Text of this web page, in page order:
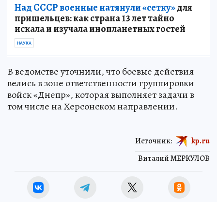
Над СССР военные натянули «сетку»для
пришельцев: как страна 13 лет тайно
искала и изучала инопланетных гостей
НАУКА
В ведомстве уточнили, что боевые действия
велись в зоне ответственности группировки
войск «Днепр», которая выполняет задачи в
том числе на Херсонском направлении.
Виталий МЕРКУЛОВ
Источник: kp.ru